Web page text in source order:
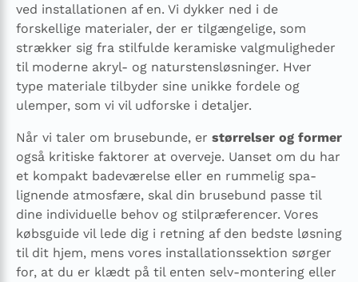
ved installationen af en. Vi dykker ned i de
forskellige materialer, der er tilgængelige, som
strækker sig fra stilfulde keramiske valgmuligheder
til moderne akryl- og naturstensløsninger. Hver
type materiale tilbyder sine unikke fordele og
ulemper, som vi vil udforske i detaljer.
Når vi taler om brusebunde, er størrelser og former
også kritiske faktorer at overveje. Uanset om du har
et kompakt badeværelse eller en rummelig spa-
lignende atmosfære, skal din brusebund passe til
dine individuelle behov og stilpræferencer. Vores
købsguide vil lede dig i retning af den bedste løsning
til dit hjem, mens vores installationssektion sørger
for, at du er klædt på til enten selv-montering eller